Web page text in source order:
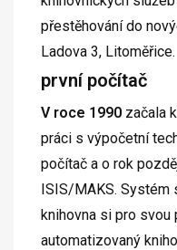
přestěhování do
Ladova 3, Litoměřice.
první počítač
V roce 1990 začala
práci s výpočetní
počítač a o rok
ISIS/MAKS. Systém
knihovna si pro svou
automatizovaný